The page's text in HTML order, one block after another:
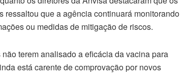
ressaltou que a agência continuará monitorando
ou medidas de mitigação de riscos.
terem analisado a eficácia da vacina para
está carente de comprovação por novos